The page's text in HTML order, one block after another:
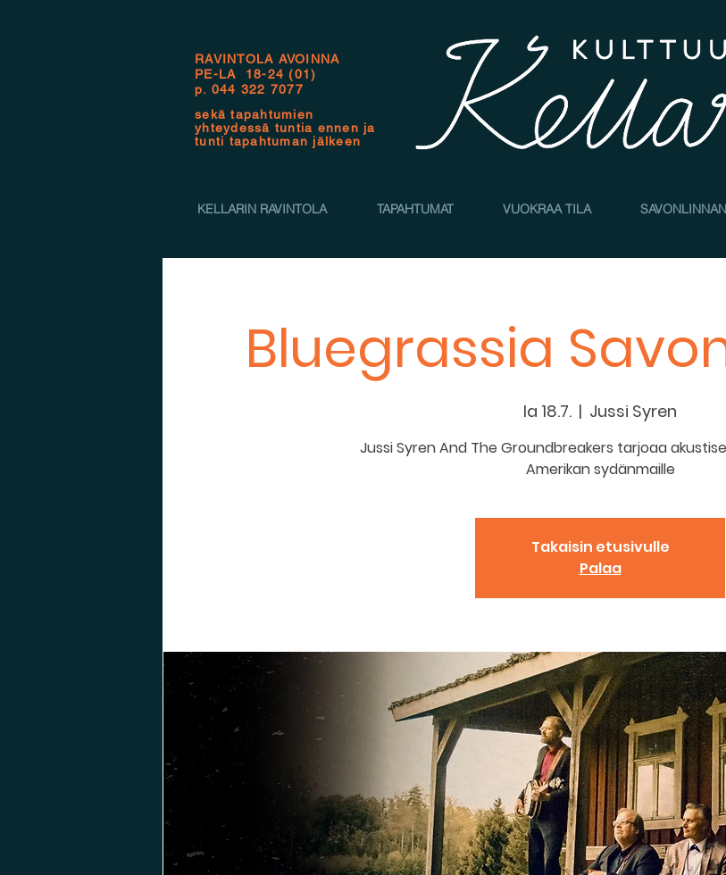
RAVINTOLA AVOINNA
PE-LA 18-24 (01)
p. 044 322 7077
sekä tapahtumien
yhteydessä tuntia ennen ja
tunti tapahtuman jälkeen
KELLARIN RAVINTOLA TAPAHTUMAT VUOKRAA TILA
Bluegrassia
la 18.7.
  |
Jussi Syren
Jussi Syren And The Groundbreakers tarjoaa
Amerikan sydänmaille
Takaisin etusivulle
Palaa